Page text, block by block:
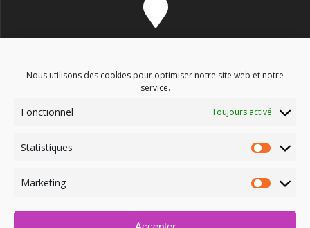
Nous utilisons des cookies pour optimiser notre site web et notre
service.
Fonctionnel Toujours activé
Statistiques
Marketing